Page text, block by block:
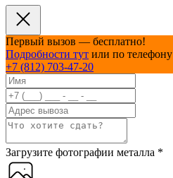
Первый вызов — бесплатно!
Подробности тут или по телефону
+7 (812) 703-47-20
Загрузите фотографии металла *